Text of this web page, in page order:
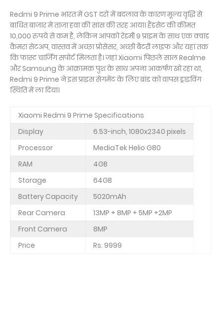
Redmi 9 Prime भारत में GST दरों में बदलाव के कारण मूल्य वृद्धि से
बाधित बाजार में ताजा हवा की सांस की तरह आया। हैंडसेट की कीमत
10,000 रुपये से कम है, लेकिन आपको रेडमी 9 प्राइम के साथ एक क्वाड
कैमरा सेटअप, वास्तव में अच्छा प्रोसेसर, अच्छी बैटरी लाइफ और यहां तक
कि फास्ट चार्जिंग सपोर्ट मिलता है। जहां Xiaomi पिछले साल Realme
और Samsung के आक्रामक पुश के साथ अपना आकर्षण खो रहा था,
Redmi 9 Prime ने इस प्राइस सेगमेंट के लिए ब्रांड को वापस ड्राइविंग
स्थिति में ला दिया।
Xiaomi Redmi 9 Prime Specifications
Display
6.53-inch, 1080x2340 pixels
Processor
MediaTek Helio G80
RAM
4GB
Storage
64GB
Battery Capacity
5020mAh
Rear Camera
13MP + 8MP + 5MP +2MP
Front Camera
8MP
Price
Rs. 9999